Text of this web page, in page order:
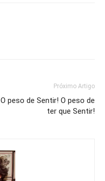
Próximo Artigo
O peso de Sentir! O peso de
ter que Sentir!